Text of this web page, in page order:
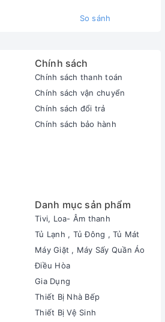
So sánh
Chính sách
Chính sách thanh toán
Chính sách vận chuyển
Chính sách đổi trả
Chính sách bảo hành
Danh mục sản phẩm
Tivi, Loa- Âm thanh
Tủ Lạnh , Tủ Đông , Tủ Mát
Máy Giặt , Máy Sấy Quần Áo
Điều Hòa
Gia Dụng
Thiết Bị Nhà Bếp
Thiết Bị Vệ Sinh